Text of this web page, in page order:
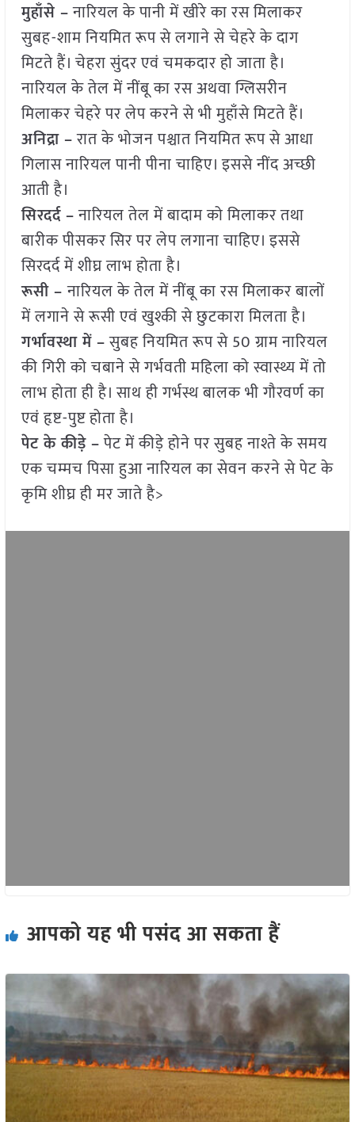
मुहाँसे –नारियल के पानी में खीरे का रस मिलाकर
सुबह-शाम नियमित रूप से लगाने से चेहरे के दाग
मिटते हैं। चेहरा सुंदर एवं चमकदार हो जाता है।
नारियल के तेल में नींबू का रस अथवा ग्लिसरीन
मिलाकर चेहरे पर लेप करने से भी मुहाँसे मिटते हैं।
अनिद्रा –रात के भोजन पश्चात नियमित रूप से आधा
गिलास नारियल पानी पीना चाहिए। इससे नींद अच्छी
आती है।
सिरदर्द –नारियल तेल में बादाम को मिलाकर तथा
बारीक पीसकर सिर पर लेप लगाना चाहिए। इससे
सिरदर्द में शीघ्र लाभ होता है।
रूसी –नारियल के तेल में नींबू का रस मिलाकर बालों
में लगाने से रूसी एवं खुश्की से छुटकारा मिलता है।
गर्भावस्था में –सुबह नियमित रूप से 50 ग्राम नारियल
की गिरी को चबाने से गर्भवती महिला को स्वास्थ्य में तो
लाभ होता ही है। साथ ही गर्भस्थ बालक भी गौरवर्ण का
एवं हृष्ट-पुष्ट होता है।
पेट के कीड़े –पेट में कीड़े होने पर सुबह नाश्ते के समय
एक चम्मच पिसा हुआ नारियल का सेवन करने से पेट के
कृमि शीघ्र ही मर जाते है>
आपको यह भी पसंद आ सकता हैं